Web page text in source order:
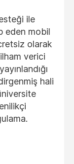
ile
eden mobil
olarak
verici
hali